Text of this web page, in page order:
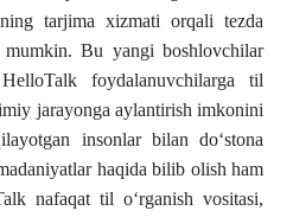
tarjima xizmati orqali tezda
Bu yangi boshlovchilar
foydalanuvchilarga til
jarayonga aylantirish imkonini
insonlar bilan do‘stona
haqida bilib olish ham
nafaqat til o‘rganish vositasi,